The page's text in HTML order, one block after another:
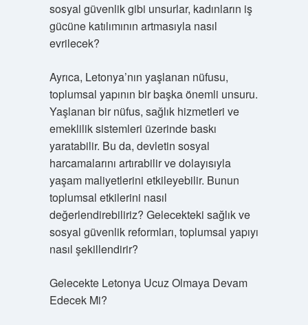
sosyal güvenlik gibi unsurlar, kadınların iş
gücüne katılımının artmasıyla nasıl
evrilecek?
Ayrıca, Letonya’nın yaşlanan nüfusu,
toplumsal yapının bir başka önemli unsuru.
Yaşlanan bir nüfus, sağlık hizmetleri ve
emeklilik sistemleri üzerinde baskı
yaratabilir. Bu da, devletin sosyal
harcamalarını artırabilir ve dolayısıyla
yaşam maliyetlerini etkileyebilir. Bunun
toplumsal etkilerini nasıl
değerlendirebiliriz? Gelecekteki sağlık ve
sosyal güvenlik reformları, toplumsal yapıyı
nasıl şekillendirir?
Gelecekte Letonya Ucuz Olmaya Devam
Edecek Mi?